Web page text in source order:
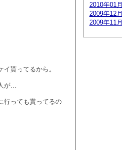
貰ってるから。
が…
行っても貰ってるの
2010年01月
2009年12月
2009年11月